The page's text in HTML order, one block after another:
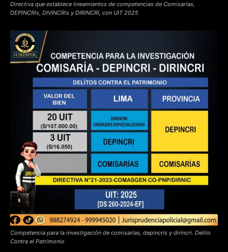
Directiva que establece lineamientos de competencias de Comisarías,
DEPINCRIs, DIVINCRIs y DIRINCRI, con UIT 2025
Competencia para la investigación de comisarías, depincris y dirincri. Delito
Contra el Patrimonio